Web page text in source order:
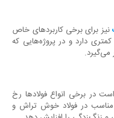
نیز برای برخی کاربردهای خاص
دارد و در پروژه‌هایی که
می‌گیرد.
در برخی انواع فولادها رخ
مناسب در فولاد خوش تراش و